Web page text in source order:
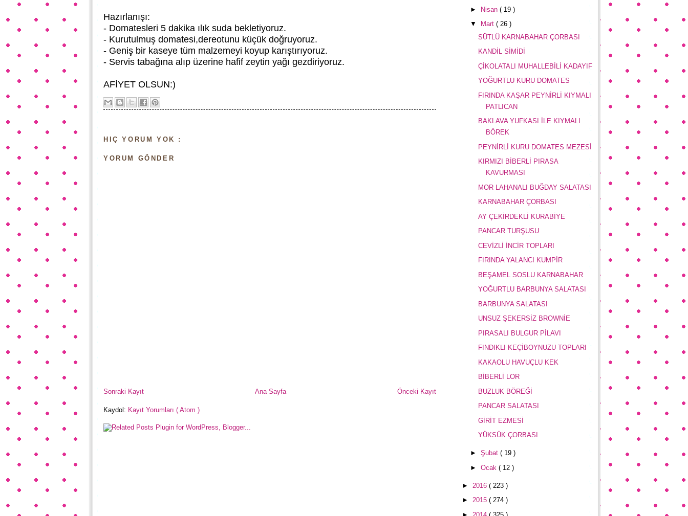
Hazırlanışı:
- Domatesleri 5 dakika ılık suda bekletiyoruz.
- Kurutulmuş domatesi,dereotunu küçük doğruyoruz.
- Geniş bir kaseye tüm malzemeyi koyup karıştırıyoruz.
- Servis tabağına alıp üzerine hafif zeytin yağı gezdiriyoruz.
AFİYET OLSUN:)
HIÇ YORUM YOK :
YORUM GÖNDER
Sonraki Kayıt Önceki Kayıt
Ana Sayfa
Kaydol: Kayıt Yorumları ( Atom )
►
Nisan ( 19 )
▼
Mart ( 26 )
SÜTLÜ KARNABAHAR ÇORBASI
KANDİL SİMİDİ
ÇİKOLATALI MUHALLEBİLİ KADAYIF
YOĞURTLU KURU DOMATES
FIRINDA KAŞAR PEYNİRLİ KIYMALI
PATLICAN
BAKLAVA YUFKASI İLE KIYMALI
BÖREK
PEYNİRLİ KURU DOMATES MEZESİ
KIRMIZI BİBERLİ PIRASA
KAVURMASI
MOR LAHANALI BUĞDAY SALATASI
KARNABAHAR ÇORBASI
AY ÇEKİRDEKLİ KURABİYE
PANCAR TURŞUSU
CEVİZLİ İNCİR TOPLARI
FIRINDA YALANCI KUMPİR
BEŞAMEL SOSLU KARNABAHAR
YOĞURTLU BARBUNYA SALATASI
BARBUNYA SALATASI
UNSUZ ŞEKERSİZ BROWNİE
PIRASALI BULGUR PİLAVI
FINDIKLI KEÇİBOYNUZU TOPLARI
KAKAOLU HAVUÇLU KEK
BİBERLİ LOR
BUZLUK BÖREĞİ
PANCAR SALATASI
GİRİT EZMESİ
YÜKSÜK ÇORBASI
► Şubat ( 19 )
► Ocak ( 12 )
► 2016 ( 223 )
► 2015 ( 274 )
► 2014 ( 325 )